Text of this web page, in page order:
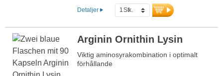
Detaljer
Arginin Ornithin Lysin
Viktig aminosyrakombination i optimalt
förhållande